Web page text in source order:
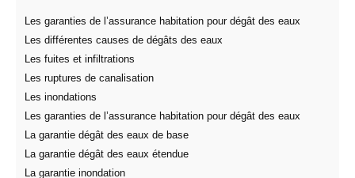
Les garanties de l’assurance habitation pour dégât des eaux
Les différentes causes de dégâts des eaux
Les fuites et infiltrations
Les ruptures de canalisation
Les inondations
Les garanties de l’assurance habitation pour dégât des eaux
La garantie dégât des eaux de base
La garantie dégât des eaux étendue
La garantie inondation